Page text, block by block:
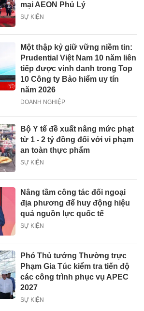
mại AEON Phủ Lý
SỰ KIỆN
Một thập kỷ giữ vững niềm tin:
Prudential Việt Nam 10 năm liên
tiếp được vinh danh trong Top
10 Công ty Bảo hiểm uy tín
năm 2026
DOANH NGHIỆP
Bộ Y tế đề xuất nâng mức phạt
từ 1 - 2 tỷ đồng đối với vi phạm
an toàn thực phẩm
SỰ KIỆN
Nâng tầm công tác đối ngoại
địa phương để huy động hiệu
quả nguồn lực quốc tế
SỰ KIỆN
Phó Thủ tướng Thường trực
Phạm Gia Túc kiểm tra tiến độ
các công trình phục vụ APEC
2027
SỰ KIỆN